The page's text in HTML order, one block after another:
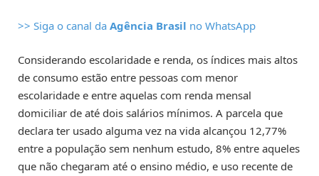
>> Siga o canal da Agência Brasil no WhatsApp
Considerando escolaridade e renda, os índices mais altos
de consumo estão entre pessoas com menor
escolaridade e entre aquelas com renda mensal
domiciliar de até dois salários mínimos. A parcela que
declara ter usado alguma vez na vida alcançou 12,77%
entre a população sem nenhum estudo, 8% entre aqueles
que não chegaram até o ensino médio, e uso recente de